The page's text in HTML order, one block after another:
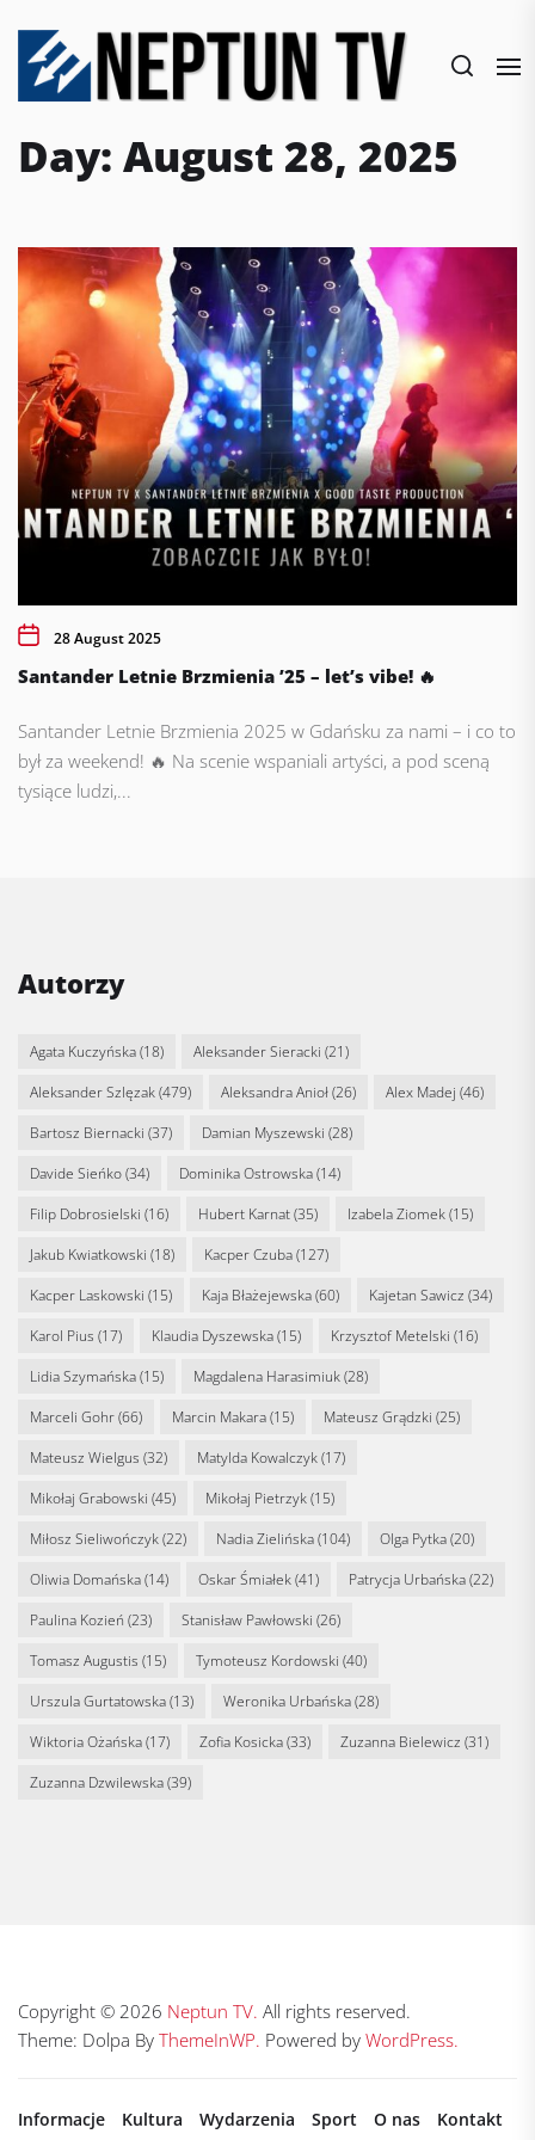
content
Day: August 28, 2025
28 August 2025
Santander Letnie Brzmienia ’25 – let’s vibe! 🔥
Santander Letnie Brzmienia 2025 w Gdańsku za nami – i co to
był za weekend! 🔥 Na scenie wspaniali artyści, a pod sceną
tysiące ludzi,...
Autorzy
Agata Kuczyńska(18) Aleksander Sieracki (21)
Aleksander Szlęzak(479) Aleksandra Anioł(26) Alex Madej (46)
Bartosz Biernacki (37) Damian Myszewski (28)
Davide Sieńko(34) Dominika Ostrowska(14)
Filip Dobrosielski (16) Hubert Karnat(35) Izabela Ziomek(15)
Jakub Kwiatkowski (18) Kacper Czuba(127)
Kacper Laskowski (15) Kaja Błażejewska(60) Kajetan Sawicz (34)
Karol Pius (17) Klaudia Dyszewska(15) Krzysztof Metelski (16)
Lidia Szymańska(15) Magdalena Harasimiuk(28)
Marceli Gohr(66) Marcin Makara(15) Mateusz Grądzki (25)
Mateusz Wielgus (32) Matylda Kowalczyk(17)
Mikołaj Grabowski (45) Mikołaj Pietrzyk(15)
Miłosz Sieliwończyk(22) Nadia Zielińska(104) Olga Pytka(20)
Oliwia Domańska(14) Oskar Śmiałek(41) Patrycja Urbańska(22)
Paulina Kozień (23) Stanisław Pawłowski (26)
Tomasz Augustis (15) Tymoteusz Kordowski (40)
Urszula Gurtatowska(13) Weronika Urbańska(28)
Wiktoria Ożańska(17) Zofia Kosicka(33) Zuzanna Bielewicz (31)
Zuzanna Dzwilewska(39)
Copyright © 2026 Neptun TV. All rights reserved.
Theme: Dolpa By ThemeInWP. Powered by WordPress.
Informacje Kultura Wydarzenia Sport O nas Kontakt